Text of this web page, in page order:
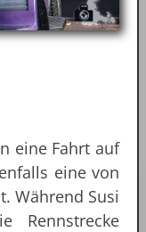
eine Fahrt auf
eine von
Während Susi